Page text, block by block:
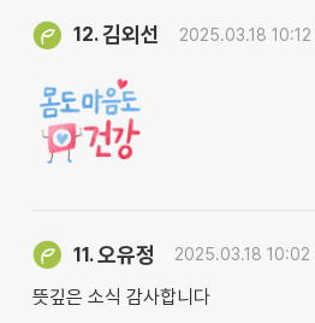
12.김외선 2025.03.18 10:12
11.오유정 2025.03.18 10:02
뜻깊은 소식 감사합니다